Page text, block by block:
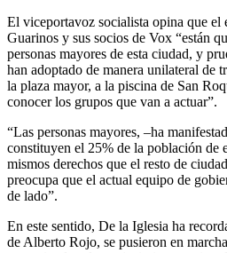
El viceportavoz socialista opina que el
Guarinos y sus socios de Vox “están
personas mayores de esta ciudad, y
han adoptado de manera unilateral de
la plaza mayor, a la piscina de San
conocer los grupos que van a actuar”.
“Las personas mayores, –ha
constituyen el 25% de la población de
mismos derechos que el resto de
preocupa que el actual equipo de
de lado”.
En este sentido, De la Iglesia ha
de Alberto Rojo, se pusieron en